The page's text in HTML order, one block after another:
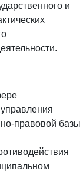
и
правовой базы